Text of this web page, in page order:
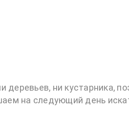
деревьев, ни кустарника,
на следующий день